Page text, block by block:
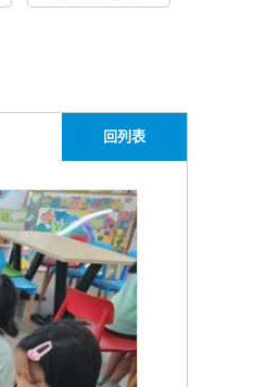
回列表